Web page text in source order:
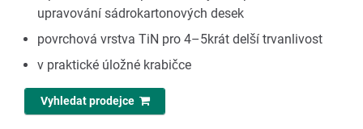
upravování sádrokartonových desek
povrchová vrstva TiN pro 4–5krát delší trvanlivost
v praktické úložné krabičce
Vyhledat prodejce